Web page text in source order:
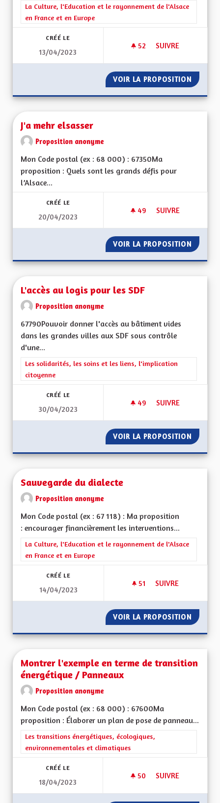
Filtrer les résultats de la catégorie : La Culture, l'Education et
La Culture, l'Education et le rayonnement de l'Alsace
en France et en Europe
CRÉÉ LE
13/04/2023
52 52 ABONNÉS
SUIVRE
VOIR LA PROPOSITION
J'a mehr elsasser
Proposition anonyme
Mon Code postal (ex : 68 000) : 67350Ma
proposition : Quels sont les grands défis pour
l’Alsace...
CRÉÉ LE
20/04/2023
49 49 ABONNÉS
SUIVRE
VOIR LA PROPOSITION J'A
L'accès au logis pour les SDF
Proposition anonyme
67790Pouvoir donner l'accès au bâtiment vides
dans les grandes villes aux SDF sous contrôle
d'une...
Filtrer les résultats de la catégorie : Les solidarités, les soins
Les solidarités, les soins et les liens, l'implication
citoyenne
CRÉÉ LE
30/04/2023
49 49 ABONNÉS
SUIVRE
VOIR LA PROPOSITION
Sauvegarde du dialecte
Proposition anonyme
Mon Code postal (ex : 67 118) : Ma proposition
: encourager financièrement les interventions...
Filtrer les résultats de la catégorie : La Culture, l'Education et
La Culture, l'Education et le rayonnement de l'Alsace
en France et en Europe
CRÉÉ LE
14/04/2023
51 51 ABONNÉS
SUIVRE
VOIR LA PROPOSITION
Montrer l'exemple en terme de transition
énergétique / Panneaux
Proposition anonyme
Mon Code postal (ex : 68 000) : 67600Ma
proposition : Élaborer un plan de pose de panneau...
Filtrer les résultats de la catégorie : Les transitions
Les transitions énergétiques, écologiques,
environnementales et climatiques
CRÉÉ LE
18/04/2023
50 50 ABONNÉS
SUIVRE